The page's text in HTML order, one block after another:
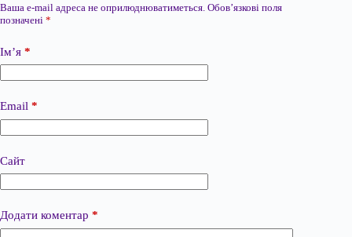
Ваша e-mail адреса не оприлюднюватиметься. Обов’язкові поля
позначені *
Ім’я *
Email *
Сайт
Додати коментар *